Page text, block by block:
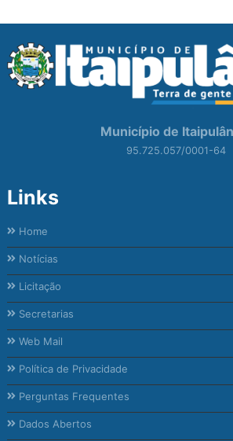
Município de
95.725.057/0001-64
Links
Home
Notícias
Licitação
Secretarias
Web Mail
Política de Privacidade
Perguntas Frequentes
Dados Abertos